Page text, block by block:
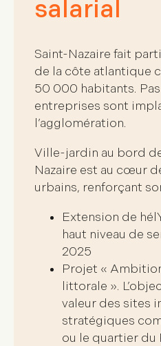
salarial
Saint-Nazaire fait
de la côte atlantique
50 000 habitants.
entreprises sont
l’agglomération.
Ville-jardin au bord
Nazaire est au cœur
urbains, renforçant
Extension de
haut niveau de
2025
Projet «
littorale ».
valeur des sites
stratégiques
ou le quartier